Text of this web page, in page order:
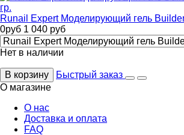
Runail Expert Моделирующий гель
0руб 1 040 руб
Нет в наличии
В корзину
Быстрый заказ
О магазине
О нас
Доставка и оплата
FAQ